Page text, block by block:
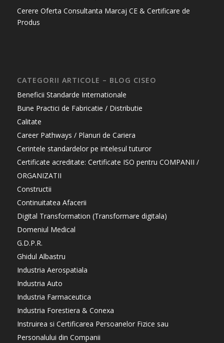
Cerere Oferta Consultanta Marcaj CE & Certificare de
Produs
CATEGORII ARTICOLE – BLOG CISEO
Beneficii Standarde Internationale
Bune Practici de Fabricatie / Distributie
Calitate
Career Pathways / Planuri de Cariera
Cerintele standardelor pe intelesul tuturor
Certificate acreditate: Certificate ISO pentru COMPANII /
ORGANIZATII
Constructii
Continuitatea Afacerii
Digital Transformation (Transformare digitala)
Domeniul Medical
G.D.P.R.
Ghidul Albastru
Industria Aerospatiala
Industria Auto
Industria Farmaceutica
Industria Forestiera & Conexa
Instruirea si Certificarea Persoanelor Fizice sau
Personalului din Companii